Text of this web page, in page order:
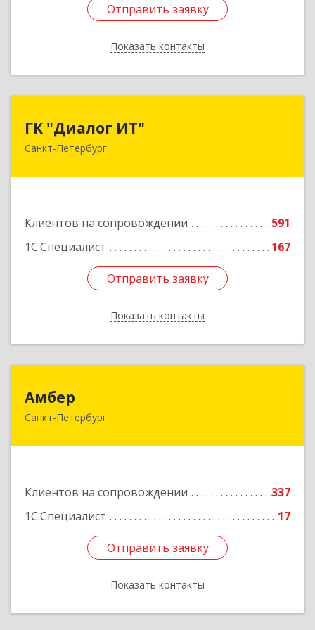
Отправить заявку
Показать контакты
Отправить заявку
Назад
ГК "Диалог ИТ"
Санкт-Петербург
Клиентов на сопровождении
591
1С:Специалист
167
Отправить заявку
Показать контакты
194100, Санкт-Петербург г, вн.тер.г.
Отправить заявку
Назад
Амбер
Санкт-Петербург
Клиентов на сопровождении
337
1С:Специалист
17
Отправить заявку
Показать контакты
191119, Санкт-Петербург г, Правды ул, дом №
Отправить заявку
Назад